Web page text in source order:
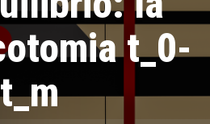
t_0-
t_m